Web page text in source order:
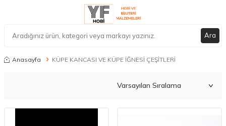
Ara
Anasayfa KÜPE KANCASI VE KÜPE İĞNESİ ÇEŞİTLERİ